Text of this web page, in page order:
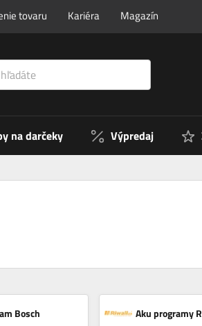
tovaru Kariéra Magazín
na darčeky Výpredaj
Bosch Aku programy